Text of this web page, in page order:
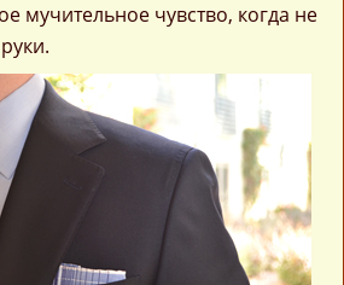
мучительное чувство, когда не